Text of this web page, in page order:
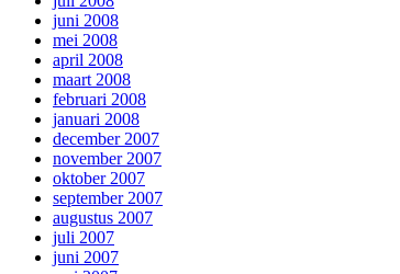
juni 2008
mei 2008
april 2008
maart 2008
februari 2008
januari 2008
december 2007
november 2007
oktober 2007
september 2007
augustus 2007
juli 2007
juni 2007